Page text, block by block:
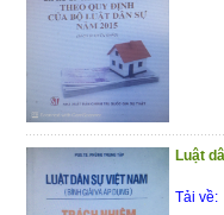
Luật
Tải về: